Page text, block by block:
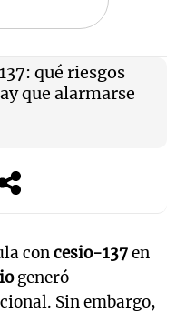
qué riesgos
que alarmarse
concesio-137en
generó
Sin embargo,